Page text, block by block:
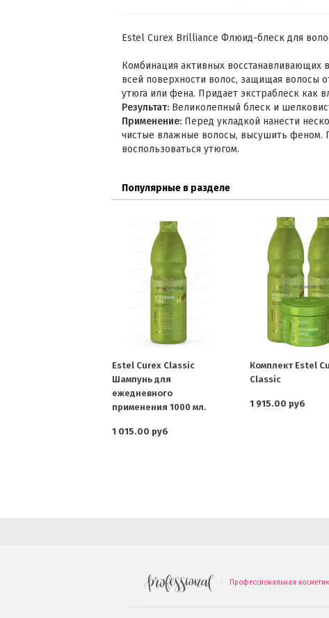
Estel Curex Brilliance Флюид-блеск для
Комбинация активных восстанавливающих
всей поверхности волос, защищая волосы
утюга или фена. Придает экстраблеск как
Результат: Великолепный блеск и
Применение: Перед укладкой нанести
чистые влажные волосы, высушить феном.
воспользоваться утюгом.
Популярные в разделе
Estel Curex Classic
Шампунь для
ежедневного
применения 1000 мл.
1 015.00 руб
Комплект Estel
Classic
1 915.00 руб
Профессиональная